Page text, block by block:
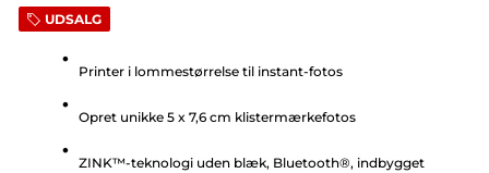
ud
stjerner.
anmeldelser
UDSALG
Printer i lommestørrelse til instant-fotos
Opret unikke 5 x 7,6 cm klistermærkefotos
ZINK™-teknologi uden blæk, Bluetooth®, indbygget